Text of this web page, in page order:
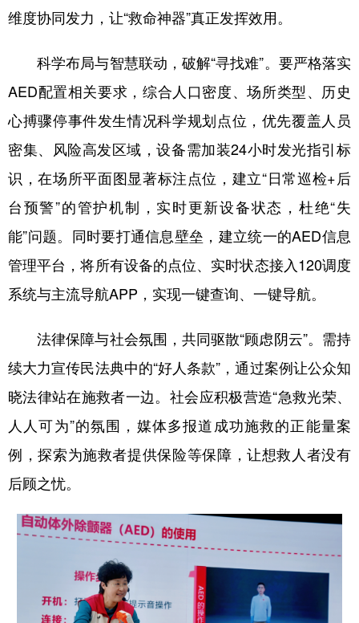
维度协同发力，让“救命神器”真正发挥效用。
科学布局与智慧联动，破解“寻找难”。要严格落实
AED配置相关要求，综合人口密度、场所类型、历史
心搏骤停事件发生情况科学规划点位，优先覆盖人员
密集、风险高发区域，设备需加装24小时发光指引标
识，在场所平面图显著标注点位，建立“日常巡检+后
台预警”的管护机制，实时更新设备状态，杜绝“失
能”问题。同时要打通信息壁垒，建立统一的AED信息
管理平台，将所有设备的点位、实时状态接入120调度
系统与主流导航APP，实现一键查询、一键导航。
法律保障与社会氛围，共同驱散“顾虑阴云”。需持
续大力宣传民法典中的“好人条款”，通过案例让公众知
晓法律站在施救者一边。社会应积极营造“急救光荣、
人人可为”的氛围，媒体多报道成功施救的正能量案
例，探索为施救者提供保险等保障，让想救人者没有
后顾之忧。